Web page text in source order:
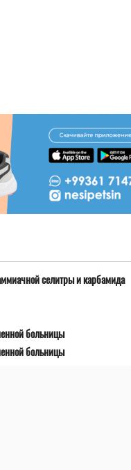
селитры и карбамида
больницы
больницы